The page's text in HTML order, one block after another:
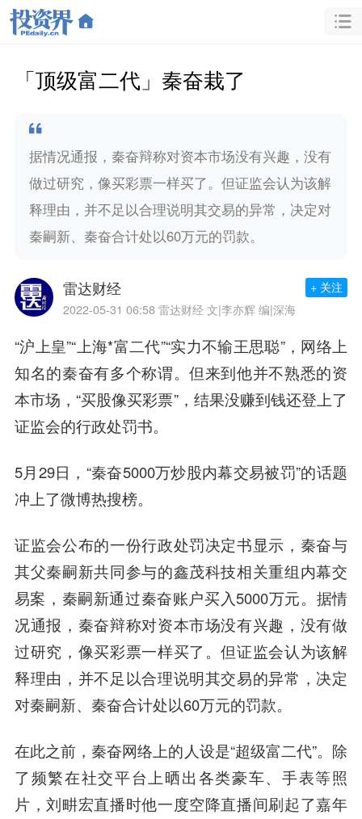
「顶级富二代」秦奋栽了
据情况通报，秦奋辩称对资本市场没有兴趣，没有
做过研究，像买彩票一样买了。但证监会认为该解
释理由，并不足以合理说明其交易的异常，决定对
秦嗣新、秦奋合计处以60万元的罚款。
雷达财经
2022-05-31 06:58 雷达财经 文|李亦辉 编|深海
+ 关注
“沪上皇”“上海*富二代”“实力不输王思聪”，网络上
知名的秦奋有多个称谓。但来到他并不熟悉的资
本市场，“买股像买彩票”，结果没赚到钱还登上了
证监会的行政处罚书。
5月29日，“秦奋5000万炒股内幕交易被罚”的话题
冲上了微博热搜榜。
证监会公布的一份行政处罚决定书显示，秦奋与
其父秦嗣新共同参与的鑫茂科技相关重组内幕交
易案，秦嗣新通过秦奋账户买入5000万元。据情
况通报，秦奋辩称对资本市场没有兴趣，没有做
过研究，像买彩票一样买了。但证监会认为该解
释理由，并不足以合理说明其交易的异常，决定
对秦嗣新、秦奋合计处以60万元的罚款。
在此之前，秦奋网络上的人设是“超级富二代”。除
了频繁在社交平台上晒出各类豪车、手表等照
片，刘畊宏直播时他一度空降直播间刷起了嘉年